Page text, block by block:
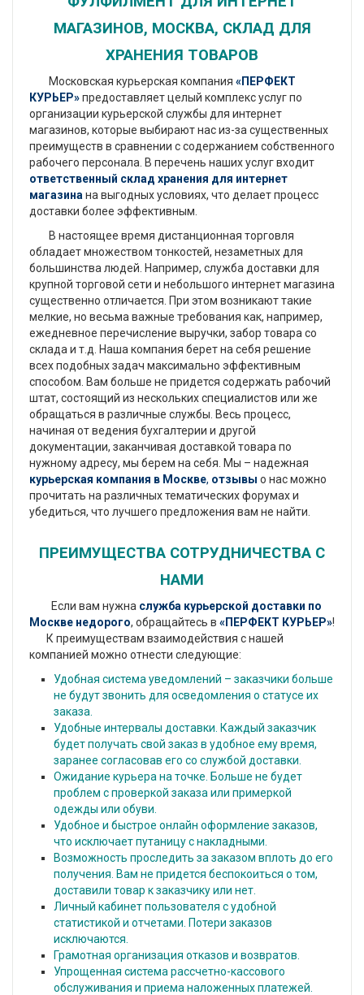
МАГАЗИНОВ, МОСКВА, СКЛАД ДЛЯ
ХРАНЕНИЯ ТОВАРОВ
Московская курьерская компания «ПЕРФЕКТ
КУРЬЕР»предоставляет целый комплекс услуг по
организации курьерской службы для интернет
магазинов, которые выбирают нас из-за существенных
преимуществ в сравнении с содержанием собственного
рабочего персонала. В перечень наших услуг входит
ответственный склад хранения для интернет
магазина на выгодных условиях, что делает процесс
доставки более эффективным.
В настоящее время дистанционная торговля
обладает множеством тонкостей, незаметных для
большинства людей. Например, служба доставки для
крупной торговой сети и небольшого интернет магазина
существенно отличается. При этом возникают такие
мелкие, но весьма важные требования как, например,
ежедневное перечисление выручки, забор товара со
склада и т.д. Наша компания берет на себя решение
всех подобных задач максимально эффективным
способом. Вам больше не придется содержать рабочий
штат, состоящий из нескольких специалистов или же
обращаться в различные службы. Весь процесс,
начиная от ведения бухгалтерии и другой
документации, заканчивая доставкой товара по
нужному адресу, мы берем на себя. Мы – надежная
курьерская компания в Москве, отзывы о нас можно
прочитать на различных тематических форумах и
убедиться, что лучшего предложения вам не найти.
ПРЕИМУЩЕСТВА СОТРУДНИЧЕСТВА С
НАМИ
Если вам нужна служба курьерской доставки по
Москве недорого, обращайтесь в «ПЕРФЕКТ КУРЬЕР»!
К преимуществам взаимодействия с нашей
компанией можно отнести следующие:
Удобная система уведомлений – заказчики больше
не будут звонить для осведомления о статусе их
заказа.
Удобные интервалы доставки. Каждый заказчик
будет получать свой заказ в удобное ему время,
заранее согласовав его со службой доставки.
Ожидание курьера на точке. Больше не будет
проблем с проверкой заказа или примеркой
одежды или обуви.
Удобное и быстрое онлайн оформление заказов,
что исключает путаницу с накладными.
Возможность проследить за заказом вплоть до его
получения. Вам не придется беспокоиться о том,
доставили товар к заказчику или нет.
Личный кабинет пользователя с удобной
статистикой и отчетами. Потери заказов
исключаются.
Грамотная организация отказов и возвратов.
Упрощенная система рассчетно-кассового
обслуживания и приема наложенных платежей.